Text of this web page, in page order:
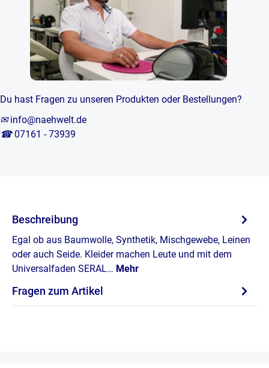
Du hast Fragen zu unseren Produkten oder Bestellungen?
✉ info@naehwelt.de
☎ 07161 - 73939
Beschreibung
Egal ob aus Baumwolle, Synthetik, Mischgewebe, Leinen
oder auch Seide. Kleider machen Leute und mit dem
Universalfaden SERAL… Mehr
Fragen zum Artikel